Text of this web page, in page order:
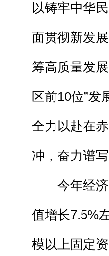
以铸牢中华
面贯彻新发
筹高质量发
区前10位”发
全力以赴在
冲，奋力谱
今年经
值增长7.5%
模以上固定